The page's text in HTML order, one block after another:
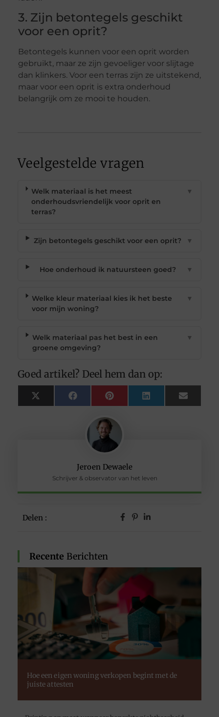
Jeroen Dewaele
Schrijver & observator van het leven
Delen :
Recente Berichten
Hoe een eigen woning verkopen begint met de
juiste attesten
3. Zijn betontegels geschikt
voor een oprit?
Betontegels kunnen voor een oprit worden
gebruikt, maar ze zijn gevoeliger voor slijtage
dan klinkers. Voor een terras zijn ze uitstekend,
maar voor een oprit is extra onderhoud
belangrijk om ze mooi te houden.
Veelgestelde vragen
Welk materiaal is het meest
onderhoudsvriendelijk voor oprit en
terras?
▼
Zijn betontegels geschikt voor een oprit? ▼
Hoe onderhoud ik natuursteen goed? ▼
Welke kleur materiaal kies ik het beste
voor mijn woning?
▼
Welk materiaal pas het best in een
groene omgeving?
▼
Goed artikel? Deel hem dan op:
X
(Twitter)
FacebookPinterest LinkedIn Email